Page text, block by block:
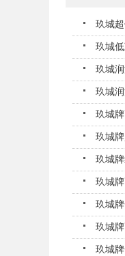
玖城
玖城
玖城
玖城
玖城
玖城
玖城
玖城
玖城
玖城
玖城